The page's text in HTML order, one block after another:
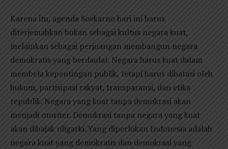
Karena itu, agenda Soekarno hari ini harus
diterjemahkan bukan sebagai kultus negara kuat,
melainkan sebagai perjuangan membangun negara
demokratis yang berdaulat. Negara harus kuat dalam
membela kepentingan publik, tetapi harus dibatasi oleh
hukum, partisipasi rakyat, transparansi, dan etika
republik. Negara yang kuat tanpa demokrasi akan
menjadi otoriter. Demokrasi tanpa negara yang kuat
akan dibajak oligarki. Yang diperlukan Indonesia adalah
negara kuat yang demokratis dan demokrasi yang